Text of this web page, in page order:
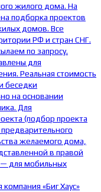
жилого дома. На
подборка проектов
домов. Все
РФ и стран СНГ.
по запросу.
для
Реальная стоимость
беседки
на основании
Для
(подбор проекта
желаемого дома,
в правой
для мобильных
компания «Биг Хаус»